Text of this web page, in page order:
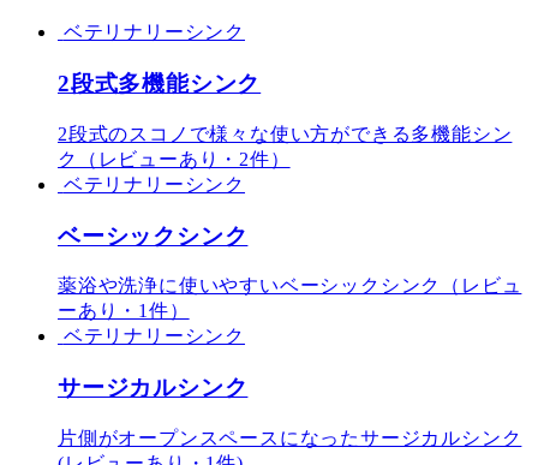
ベテリナリーシンク
2段式多機能シンク
2段式のスコノで様々な使い方ができる多機能シン
ク（レビューあり・2件）
ベテリナリーシンク
ベーシックシンク
薬浴や洗浄に使いやすいベーシックシンク（レビュ
ーあり・1件）
ベテリナリーシンク
サージカルシンク
片側がオープンスペースになったサージカルシンク